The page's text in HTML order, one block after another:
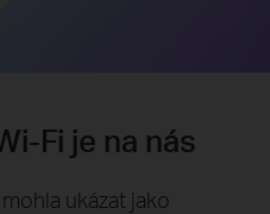
Fi je na nás
ukázat jako